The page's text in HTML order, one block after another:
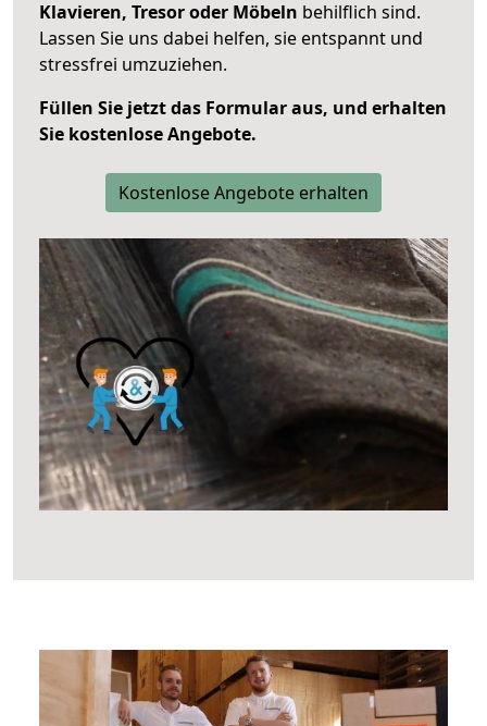
Klavieren, Tresor oder Möbeln behilflich sind.
Lassen Sie uns dabei helfen, sie entspannt und
stressfrei umzuziehen.
Füllen Sie jetzt das Formular aus, und erhalten
Sie kostenlose Angebote.
Kostenlose Angebote erhalten